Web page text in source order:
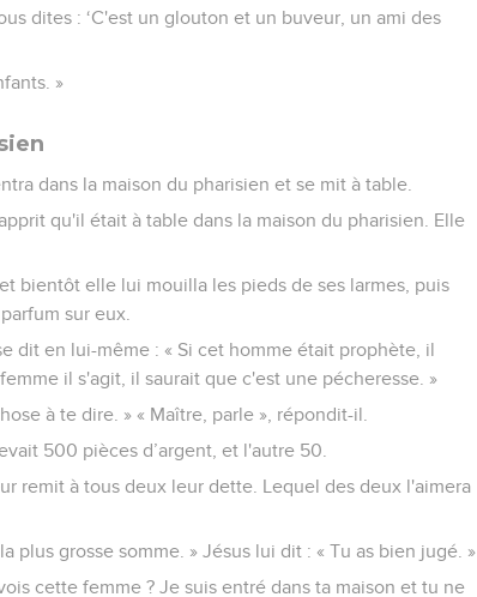
dites : ‘C'est un glouton et un buveur, un ami des
»
dans la maison du pharisien et se mit à table.
qu'il était à table dans la maison du pharisien. Elle
bientôt elle lui mouilla les pieds de ses larmes, puis
sur eux.
dit en lui-même : « Si cet homme était prophète, il
il s'agit, il saurait que c'est une pécheresse. »
à te dire. » « Maître, parle », répondit-il.
500 pièces d’argent, et l'autre 50.
remit à tous deux leur dette. Lequel des deux l'aimera
plus grosse somme. » Jésus lui dit : « Tu as bien jugé. »
cette femme ? Je suis entré dans ta maison et tu ne